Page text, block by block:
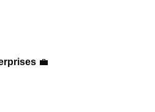
💼